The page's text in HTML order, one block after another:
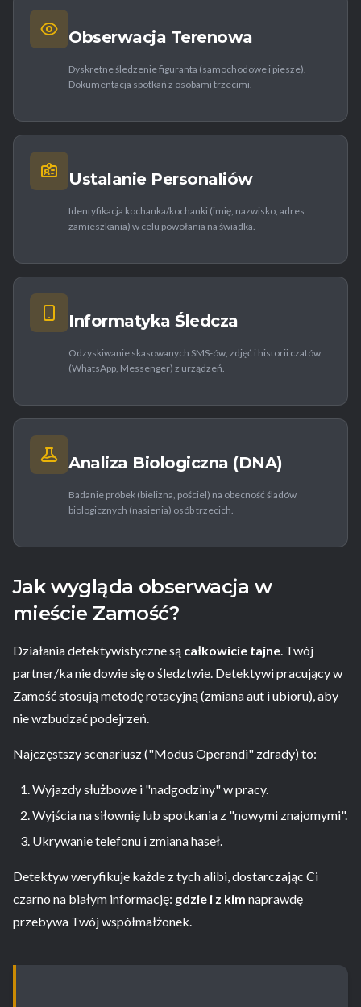
Obserwacja Terenowa
Dyskretne śledzenie figuranta (samochodowe i piesze).
Dokumentacja spotkań z osobami trzecimi.
Ustalanie Personaliów
Identyfikacja kochanka/kochanki (imię, nazwisko, adres
zamieszkania) w celu powołania na świadka.
Informatyka Śledcza
Odzyskiwanie skasowanych SMS-ów, zdjęć i historii czatów
(WhatsApp, Messenger) z urządzeń.
Analiza Biologiczna (DNA)
Badanie próbek (bielizna, pościel) na obecność śladów
biologicznych (nasienia) osób trzecich.
Jak wygląda obserwacja w
mieście Zamość?
Działania detektywistyczne są całkowicie tajne. Twój
partner/ka nie dowie się o śledztwie. Detektywi pracujący w
Zamość stosują metodę rotacyjną (zmiana aut i ubioru), aby
nie wzbudzać podejrzeń.
Najczęstszy scenariusz ("Modus Operandi" zdrady) to:
Wyjazdy służbowe i "nadgodziny" w pracy.
Wyjścia na siłownię lub spotkania z "nowymi znajomymi".
Ukrywanie telefonu i zmiana haseł.
Detektyw weryfikuje każde z tych alibi, dostarczając Ci
czarno na białym informację: gdzie i z kim naprawdę
przebywa Twój współmałżonek.